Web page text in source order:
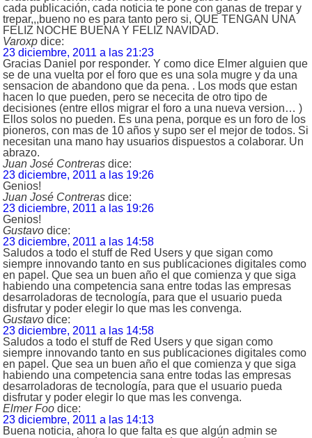
cada publicación, cada noticia te pone con ganas de trepar y
trepar,,,bueno no es para tanto pero si, QUE TENGAN UNA
FELIZ NOCHE BUENA Y FELIZ NAVIDAD.
Varoxp dice:
23 diciembre, 2011 a las 21:23
Gracias Daniel por responder. Y como dice Elmer alguien que
se de una vuelta por el foro que es una sola mugre y da una
sensacion de abandono que da pena. . Los mods que estan
hacen lo que pueden, pero se nececita de otro tipo de
decisiones (entre ellos migrar el foro a una nueva version… )
Ellos solos no pueden. Es una pena, porque es un foro de los
pioneros, con mas de 10 años y supo ser el mejor de todos. Si
necesitan una mano hay usuarios dispuestos a colaborar. Un
abrazo.
Juan José Contreras dice:
23 diciembre, 2011 a las 19:26
Genios!
Juan José Contreras dice:
23 diciembre, 2011 a las 19:26
Genios!
Gustavo dice:
23 diciembre, 2011 a las 14:58
Saludos a todo el stuff de Red Users y que sigan como
siempre innovando tanto en sus publicaciones digitales como
en papel. Que sea un buen año el que comienza y que siga
habiendo una competencia sana entre todas las empresas
desarroladoras de tecnología, para que el usuario pueda
disfrutar y poder elegir lo que mas les convenga.
Gustavo dice:
23 diciembre, 2011 a las 14:58
Saludos a todo el stuff de Red Users y que sigan como
siempre innovando tanto en sus publicaciones digitales como
en papel. Que sea un buen año el que comienza y que siga
habiendo una competencia sana entre todas las empresas
desarroladoras de tecnología, para que el usuario pueda
disfrutar y poder elegir lo que mas les convenga.
Elmer Foo dice:
23 diciembre, 2011 a las 14:13
Buena noticia, ahora lo que falta es que algún admin se